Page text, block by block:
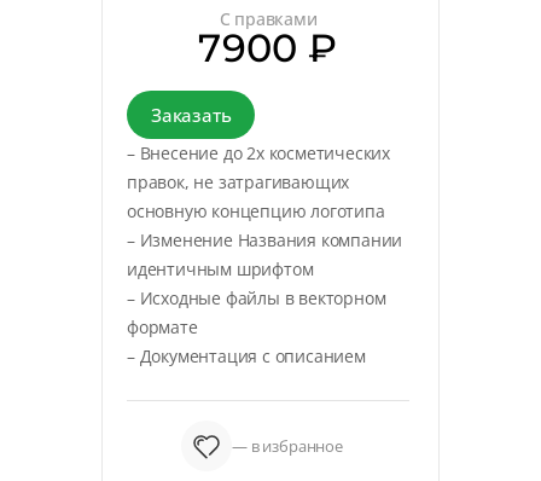
С правками
7900 ₽
Заказать
– Внесение до 2х косметических
правок, не затрагивающих
основную концепцию логотипа
– Изменение Названия компании
идентичным шрифтом
– Исходные файлы в векторном
формате
– Документация с описанием
— в избранное